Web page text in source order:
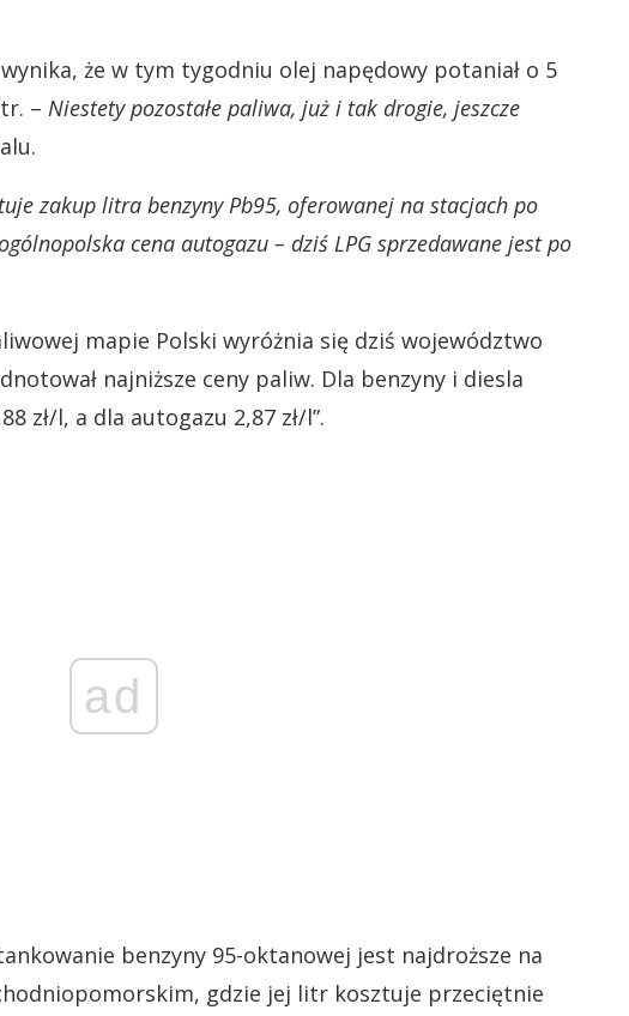
że w tym tygodniu olej napędowy potaniał o 5
– Niestety pozostałe paliwa, już i tak drogie, jeszcze
zakup litra benzyny Pb95, oferowanej na stacjach po
cena autogazu – dziś LPG sprzedawane jest po
mapie Polski wyróżnia się dziś województwo
najniższe ceny paliw. Dla benzyny i diesla
zł/l, a dla autogazu 2,87 zł/l”.
ad
benzyny 95-oktanowej jest najdroższe na
gdzie jej litr kosztuje przeciętnie